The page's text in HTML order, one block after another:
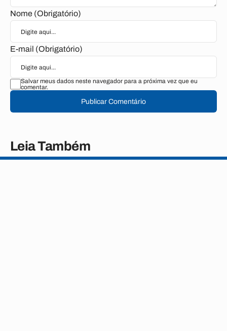
Nome (Obrigatório)
E-mail (Obrigatório)
Salvar meus dados neste navegador para a próxima vez que eu
comentar.
Publicar Comentário
Leia Também